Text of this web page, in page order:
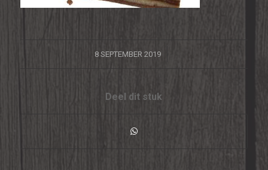
8 SEPTEMBER 2019
/
Deel dit stuk